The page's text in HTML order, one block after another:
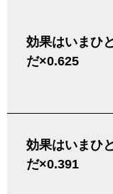
効果はいまひ
だ×0.625
効果はいまひ
だ×0.391